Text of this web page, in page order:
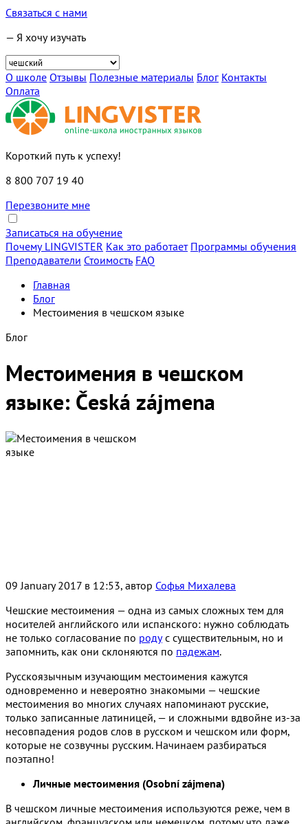
Связаться с нами
— Я хочу изучать
О школе Отзывы Полезные материалы Блог Контакты
Оплата
Короткий путь к успеху!
8 800 707 19 40
Перезвоните мне
Записаться на обучение
Почему LINGVISTER Как это работает Программы обучения
Преподаватели Стоимость FAQ
Главная
Блог
Местоимения в чешском языке
Блог
Местоимения в чешском
языке: Česká zájmena
09 January 2017 в 12:53, автор Софья Михалева
Чешские местоимения — одна из самых сложных тем для
носителей английского или испанского: нужно соблюдать
не только согласование по родус существительным, но и
запомнить, как они склоняются по падежам.
Русскоязычным изучающим местоимения кажутся
одновременно и невероятно знакомыми — чешские
местоимения во многих случаях напоминают русские,
только записанные латиницей, — и сложными вдвойне из-за
несовпадения родов слов в русском и чешском или форм,
которые не созвучны русским. Начинаем разбираться
поэтапно!
Личные местоимения (Osobní zájmena)
В чешском личные местоимения используются реже, чем в